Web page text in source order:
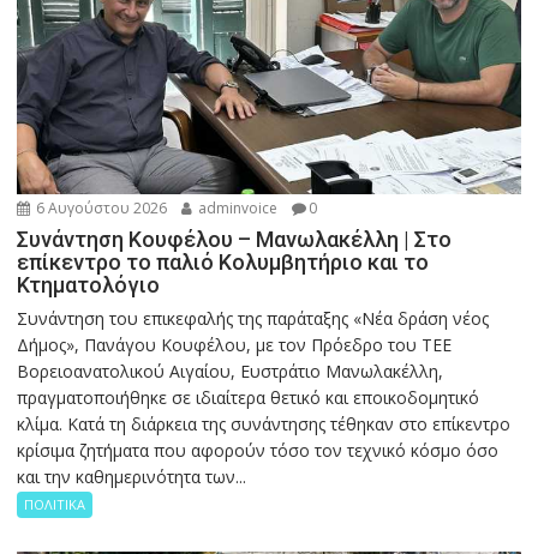
6 Αυγούστου 2026 adminvoice 0
Συνάντηση Κουφέλου – Μανωλακέλλη | Στο
επίκεντρο το παλιό Κολυμβητήριο και το
Κτηματολόγιο
Συνάντηση του επικεφαλής της παράταξης «Νέα δράση νέος
Δήμος», Πανάγου Κουφέλου, με τον Πρόεδρο του ΤΕΕ
Βορειοανατολικού Αιγαίου, Ευστράτιο Μανωλακέλλη,
πραγματοποιήθηκε σε ιδιαίτερα θετικό και εποικοδομητικό
κλίμα. Κατά τη διάρκεια της συνάντησης τέθηκαν στο επίκεντρο
κρίσιμα ζητήματα που αφορούν τόσο τον τεχνικό κόσμο όσο
και την καθημερινότητα των...
ΠΟΛΙΤΙΚΑ